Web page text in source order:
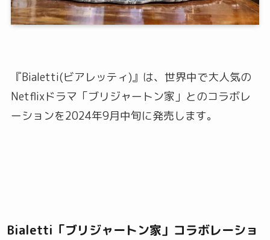
『Bialetti(ビアレッティ)』は、世界中で大人気の
Netflixドラマ「ブリジャートン家」とのコラボレ
ーションを2024年9月中旬に発売します。
Bialetti「ブリジャートン家」コラボレーショ